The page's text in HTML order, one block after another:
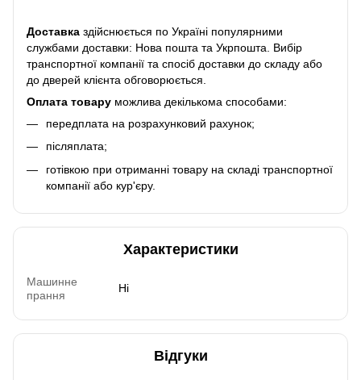
Доставка здійснюється по Україні популярними
службами доставки: Нова пошта та Укрпошта. Вибір
транспортної компанії та спосіб доставки до складу або
до дверей клієнта обговорюється.
Оплата товару можлива декількома способами:
передплата на розрахунковий рахунок;
післяплата;
готівкою при отриманні товару на складі транспортної
компанії або кур'єру.
Характеристики
Машинне
прання
Ні
Відгуки